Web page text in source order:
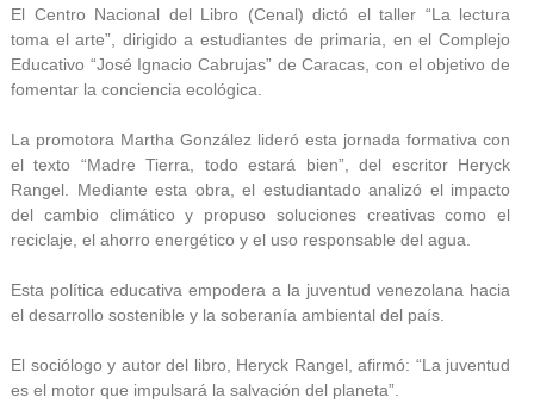
El Centro Nacional del Libro (Cenal) dictó el taller “La lectura
toma el arte”, dirigido a estudiantes de primaria, en el Complejo
Educativo “José Ignacio Cabrujas” de Caracas, con el objetivo de
fomentar la conciencia ecológica.
La promotora Martha González lideró esta jornada formativa con
el texto “Madre Tierra, todo estará bien”, del escritor Heryck
Rangel. Mediante esta obra, el estudiantado analizó el impacto
del cambio climático y propuso soluciones creativas como el
reciclaje, el ahorro energético y el uso responsable del agua.
Esta política educativa empodera a la juventud venezolana hacia
el desarrollo sostenible y la soberanía ambiental del país.
El sociólogo y autor del libro, Heryck Rangel, afirmó: “La juventud
es el motor que impulsará la salvación del planeta”.